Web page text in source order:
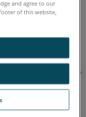
見るにはここをクリッ
and agree to our
of this website,